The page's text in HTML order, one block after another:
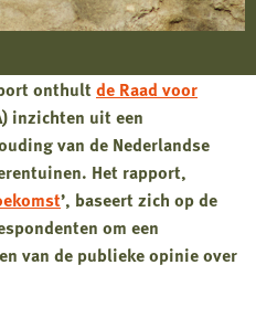
onthultde Raad voor
inzichten uit een
van de Nederlandse
Het rapport,
’, baseert zich op de
om een
van de publieke opinie over